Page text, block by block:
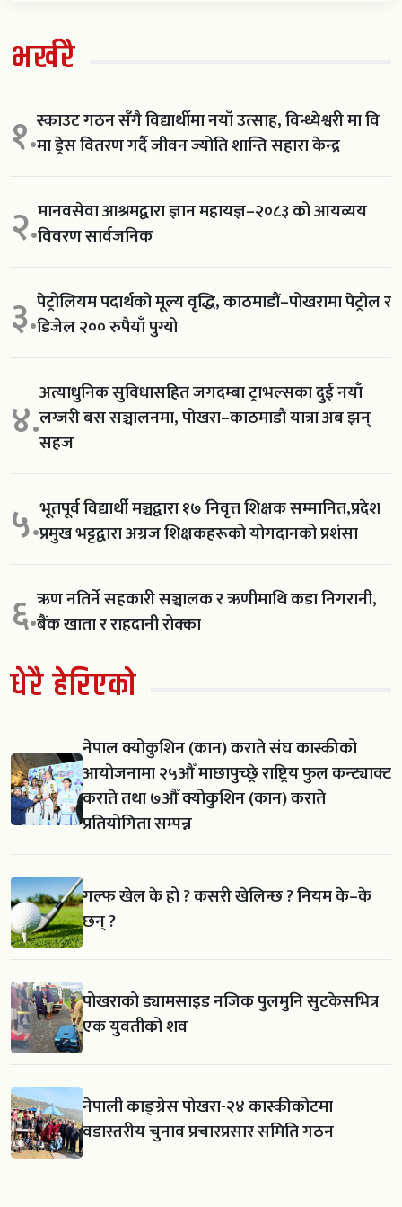
भर्खरै
१.स्काउट गठन सँगै विद्यार्थीमा नयाँ उत्साह, विन्ध्येश्वरी मा वि
मा ड्रेस वितरण गर्दै जीवन ज्योति शान्ति सहारा केन्द्र
२.मानवसेवा आश्रमद्वारा ज्ञान महायज्ञ–२०८३ को आयव्यय
विवरण सार्वजनिक
३.पेट्रोलियम पदार्थको मूल्य वृद्धि, काठमाडौं–पोखरामा पेट्रोल र
डिजेल २०० रुपैयाँ पुग्यो
४.अत्याधुनिक सुविधासहित जगदम्बा ट्राभल्सका दुई नयाँ
लग्जरी बस सञ्चालनमा, पोखरा–काठमाडौं यात्रा अब झन्
सहज
५.भूतपूर्व विद्यार्थी मञ्चद्वारा १७ निवृत्त शिक्षक सम्मानित,प्रदेश
प्रमुख भट्टद्वारा अग्रज शिक्षकहरूको योगदानको प्रशंसा
६.ऋण नतिर्ने सहकारी सञ्चालक र ऋणीमाथि कडा निगरानी,
बैंक खाता र राहदानी रोक्का
धेरै हेरिएको
नेपाल क्योकुशिन (कान) कराते संघ कास्कीको
आयोजनामा २५औँ माछापुच्छ्रे राष्ट्रिय फुल कन्ट्याक्ट
कराते तथा ७औँ क्योकुशिन (कान) कराते
प्रतियोगिता सम्पन्न
गल्फ खेल के हो ? कसरी खेलिन्छ ? नियम के–के
छन् ?
पोखराको ड्यामसाइड नजिक पुलमुनि सुटकेसभित्र
एक युवतीको शव
नेपाली काङ्ग्रेस पोखरा-२४ कास्कीकोटमा
वडास्तरीय चुनाव प्रचारप्रसार समिति गठन